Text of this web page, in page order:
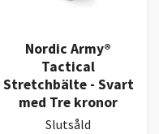
Nordic Army®
Tactical
Stretchbälte - Svart
med Tre kronor
Slutsåld